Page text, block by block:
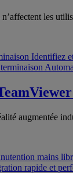
les
Identifiez
augmentée
mains
rapide et